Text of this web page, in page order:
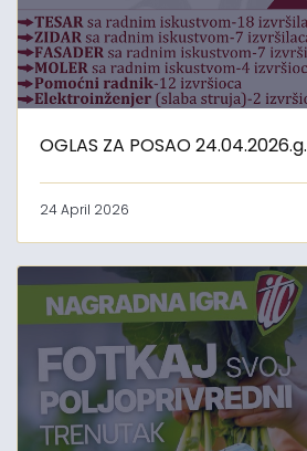
OGLAS ZA POSAO 24.04.2026.g.
24 April 2026